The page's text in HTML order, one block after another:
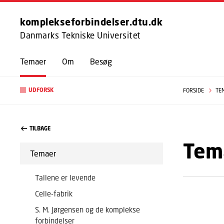
komplekseforbindelser.dtu.dk
Danmarks Tekniske Universitet
Temaer Om Besøg
UDFORSK FORSIDE
TILBAGE
Temaer
Tallene er levende
Celle-fabrik
S. M. Jørgensen og de komplekse
forbindelser